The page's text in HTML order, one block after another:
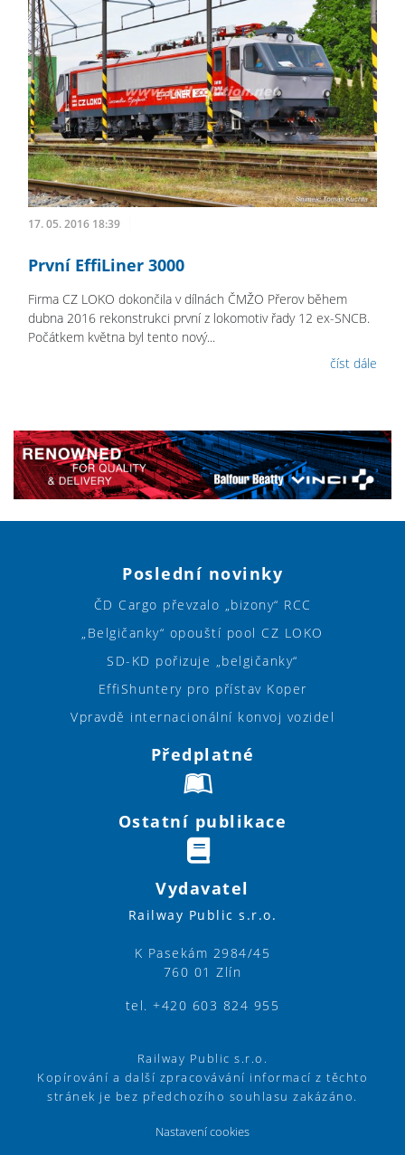
17. 05. 2016 18:39
První EffiLiner 3000
Firma CZ LOKO dokončila v dílnách ČMŽO Přerov během
dubna 2016 rekonstrukci první z lokomotiv řady 12 ex-SNCB.
Počátkem května byl tento nový...
číst dále
Poslední novinky
ČD Cargo převzalo „bizony“ RCC
„Belgičanky“ opouští pool CZ LOKO
SD-KD pořizuje „belgičanky“
EffiShuntery pro přístav Koper
Vpravdě internacionální konvoj vozidel
Předplatné
Ostatní publikace
Vydavatel
Railway Public s.r.o.
K Pasekám 2984/45
760 01 Zlín
tel. +420 603 824 955
Railway Public s.r.o.
Kopírování a další zpracovávání informací z těchto
stránek je bez předchozího souhlasu zakázáno.
Nastavení cookies